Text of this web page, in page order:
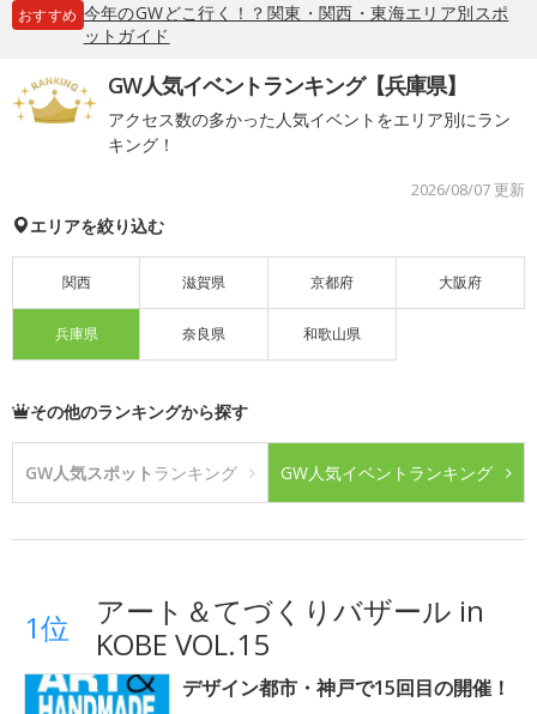
おすすめ 今年のGWどこ行く！？関東・関西・東海エリア別スポ
ットガイド
GW人気イベントランキング【兵庫県】
アクセス数の多かった人気イベントをエリア別にラン
キング！
2026/08/07 更新
エリアを絞り込む
関西 滋賀県 京都府 大阪府
兵庫県 奈良県 和歌山県
その他のランキングから探す
GW人気スポット ランキング GW人気イベント ランキング
1位
アート＆てづくりバザール in
KOBE VOL.15
デザイン都市・神戸で15回目の開催！